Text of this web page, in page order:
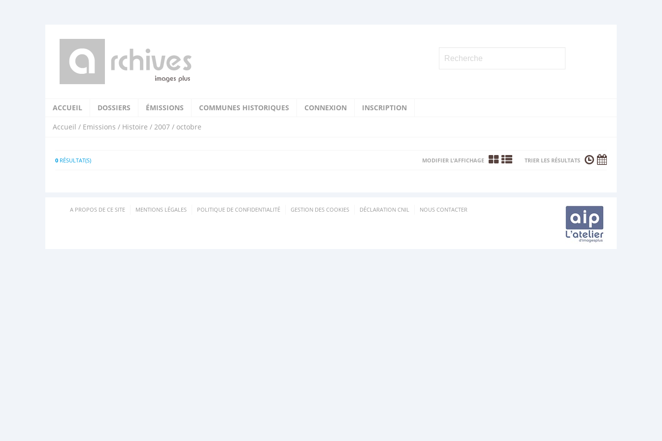
ACCUEIL DOSSIERS ÉMISSIONS COMMUNES HISTORIQUES CONNEXION INSCRIPTION
Accueil / Emissions / Histoire / 2007 / octobre
0 RÉSULTAT(S) TRIER LES RÉSULTATS
MODIFIER L’AFFICHAGE
A PROPOS DE CE SITE MENTIONS LÉGALES POLITIQUE DE CONFIDENTIALITÉ GESTION DES COOKIES DÉCLARATION CNIL NOUS CONTACTER